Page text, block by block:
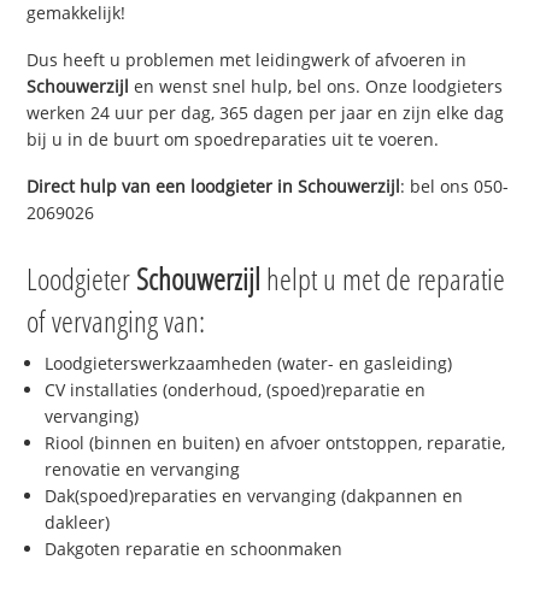
gemakkelijk!
Dus heeft u problemen met leidingwerk of afvoeren in
Schouwerzijl en wenst snel hulp, bel ons. Onze loodgieters
werken 24 uur per dag, 365 dagen per jaar en zijn elke dag
bij u in de buurt om spoedreparaties uit te voeren.
Direct hulp van een loodgieter inSchouwerzijl: bel ons 050-
2069026
LoodgieterSchouwerzijl helpt u met de reparatie
of vervanging van:
Loodgieterswerkzaamheden (water- en gasleiding)
CV installaties (onderhoud, (spoed)reparatie en
vervanging)
Riool (binnen en buiten) en afvoer ontstoppen, reparatie,
renovatie en vervanging
Dak(spoed)reparaties en vervanging (dakpannen en
dakleer)
Dakgoten reparatie en schoonmaken